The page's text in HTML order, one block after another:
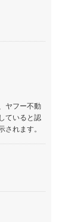
ヤフー不動
ていると認
れます。